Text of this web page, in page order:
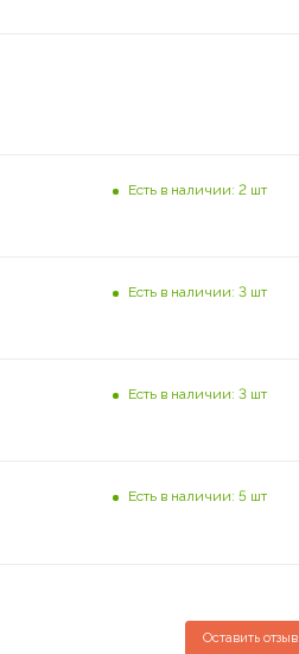
Есть в наличии: 2 шт
Есть в наличии: 3 шт
Есть в наличии: 3 шт
Есть в наличии: 5 шт
Оставить отзыв